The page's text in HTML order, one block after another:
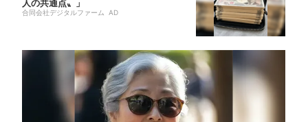
人の共通点〟」
合同会社デジタルファーム AD